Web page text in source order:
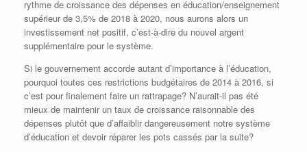
rythme de croissance des dépenses en éducation/enseignement
supérieur de 3,5% de 2018 à 2020, nous aurons alors un
investissement net positif, c’est-à-dire du nouvel argent
supplémentaire pour le système.
Si le gouvernement accorde autant d’importance à l’éducation,
pourquoi toutes ces restrictions budgétaires de 2014 à 2016, si
c’est pour finalement faire un rattrapage? N’aurait-il pas été
mieux de maintenir un taux de croissance raisonnable des
dépenses plutôt que d’affaiblir dangereusement notre système
d’éducation et devoir réparer les pots cassés par la suite?